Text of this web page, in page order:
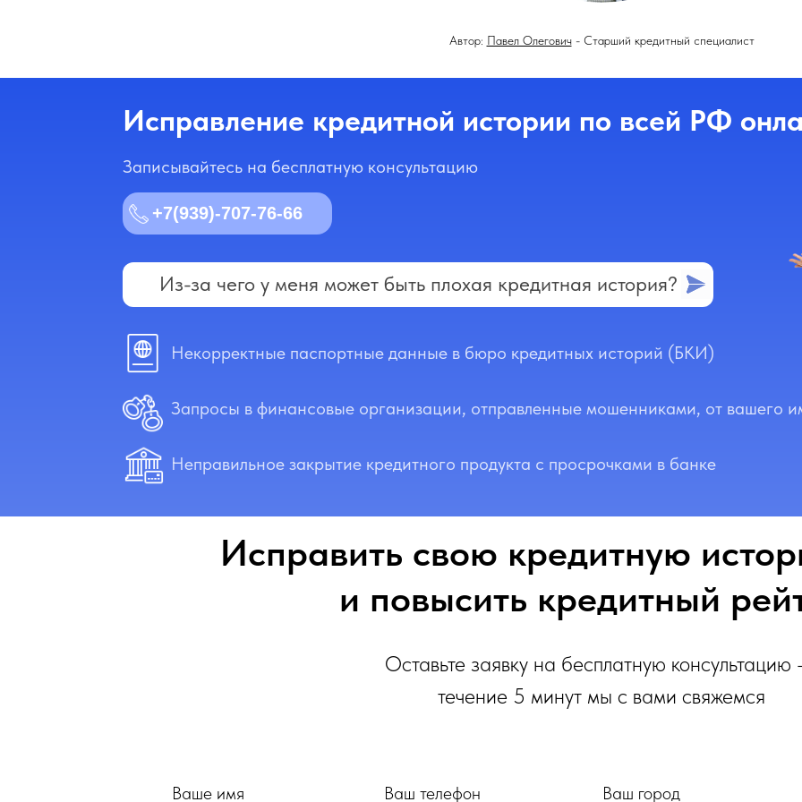
Автор: Павел Олегович- Старший кредитный специалист
Исправление кредитной истории по всей РФ
+7(939)-707-76-66
Записывайтесь на бесплатную консультацию
Из-за чего у меня может быть плохая кредитная история?
Некорректные паспортные данные в бюро кредитных историй (БКИ)
Запросы в финансовые организации, отправленные мошенниками, от вашего
Неправильное закрытие кредитного продукта с просрочками в банке
Исправить свою кредитную
и повысить кредитный
Оставьте заявку на бесплатную консультацию
течение 5 минут мы с вами свяжемся
Ваше имя Ваш телефон Ваш город